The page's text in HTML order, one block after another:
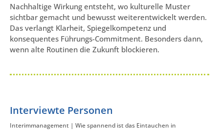
Nachhaltige Wirkung entsteht, wo kulturelle Muster
sichtbar gemacht und bewusst weiterentwickelt werden.
Das verlangt Klarheit, Spiegelkompetenz und
konsequentes Führungs-Commitment. Besonders dann,
wenn alte Routinen die Zukunft blockieren.
Interviewte Personen
Interimmanagement | Wie spannend ist das Eintauchen in